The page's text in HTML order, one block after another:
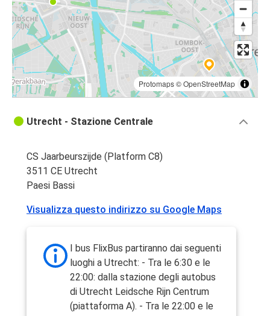
Protomaps©OpenStreetMap
Utrecht - Stazione Centrale
CS Jaarbeurszijde (Platform C8)
3511 CE Utrecht
Paesi Bassi
Visualizza questo indirizzo su Google Maps
I bus FlixBus partiranno dai seguenti
luoghi a Utrecht: - Tra le 6:30 e le
22:00: dalla stazione degli autobus
di Utrecht Leidsche Rijn Centrum
(piattaforma A). - Tra le 22:00 e le